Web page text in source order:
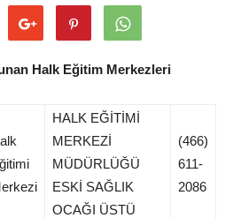
Halk Eğitim Merkezleri
HALK EĞİTİMİ
MERKEZİ
MÜDÜRLÜĞÜ
ESKİ SAĞLIK
OCAĞI ÜSTÜ
(466)
611-
2086